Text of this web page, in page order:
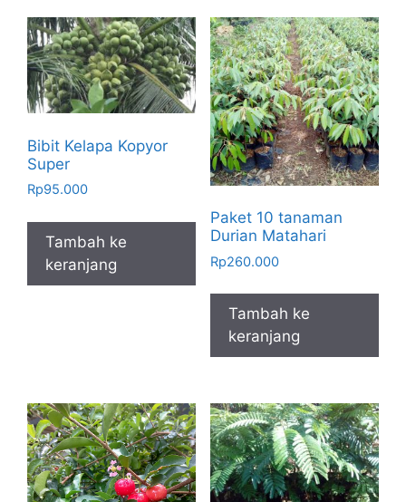
Bibit Kelapa Kopyor
Super
Rp95.000
Tambah ke
keranjang
Paket 10 tanaman
Durian Matahari
Rp260.000
Tambah ke
keranjang